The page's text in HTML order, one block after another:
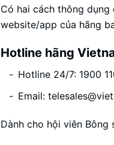
Có hai cách thông
website/app của hãng
Hotline hãng
Hotline 24/7: 1900
Email:
Dành cho hội viên Bông